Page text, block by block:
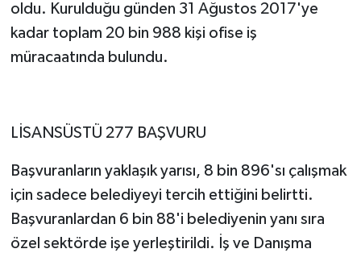
oldu. Kurulduğu günden 31 Ağustos 2017'ye
kadar toplam 20 bin 988 kişi ofise iş
müracaatında bulundu.
LİSANSÜSTÜ 277 BAŞVURU
Başvuranların yaklaşık yarısı, 8 bin 896'sı çalışmak
için sadece belediyeyi tercih ettiğini belirtti.
Başvuranlardan 6 bin 88'i belediyenin yanı sıra
özel sektörde işe yerleştirildi. İş ve Danışma